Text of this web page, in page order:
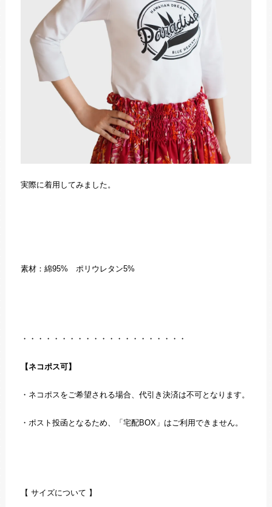
実際に着用してみました。
素材：綿95% ポリウレタン5%
・・・・・・・・・・・・・・・・・・・・・
【ネコポス可】
・ネコポスをご希望される場合、代引き決済は不可となります。
・ポスト投函となるため、「宅配BOX」はご利用できません。
【 サイズについて 】